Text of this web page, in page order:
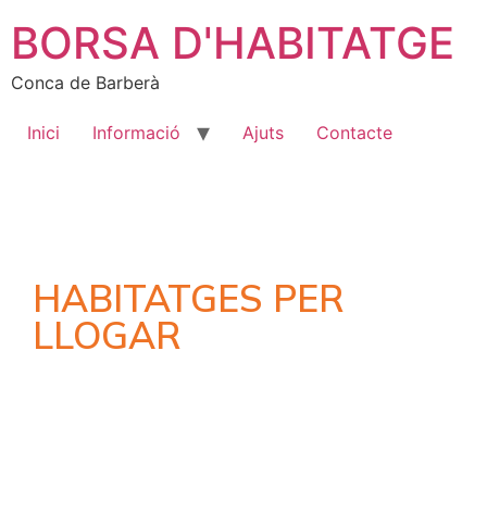
BORSA D'HABITATGE
Conca de Barberà
Inici Informació Ajuts Contacte
HABITATGES PER
LLOGAR